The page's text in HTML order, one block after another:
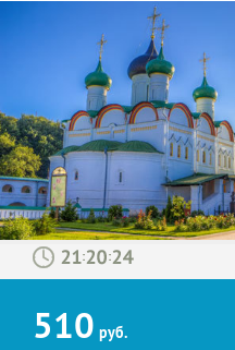
: :
510 руб.